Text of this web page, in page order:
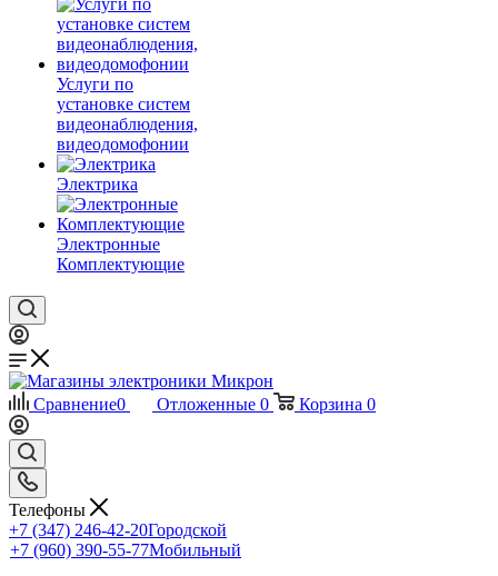
Услуги по
установке систем
видеонаблюдения,
видеодомофонии
Электрика
Электронные
Комплектующие
Сравнение0 Отложенные 0 Корзина 0
Телефоны
+7 (347) 246-42-20Городской
+7 (960) 390-55-77Мобильный